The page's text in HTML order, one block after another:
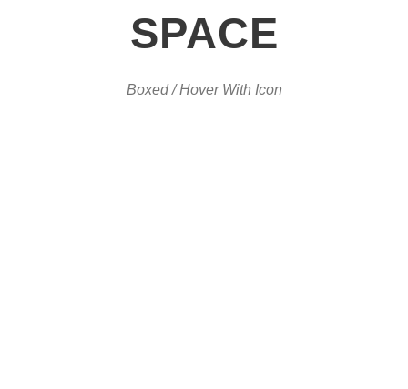
SPACE
Boxed / Hover With Icon